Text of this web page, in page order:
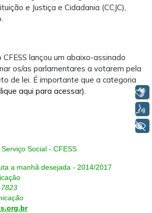
e Justiça e Cidadania (CCJC),
lançou um abaixo-assinado
os/as parlamentares a votarem pela
de lei. É importante que a categoria
aqui para acessar).
Social - CFESS
a manhã desejada - 2014/2017